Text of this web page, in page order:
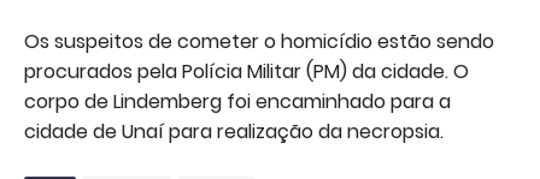
Os suspeitos de cometer o homicídio estão sendo
procurados pela Polícia Militar (PM) da cidade. O
corpo de Lindemberg foi encaminhado para a
cidade de Unaí para realização da necropsia.